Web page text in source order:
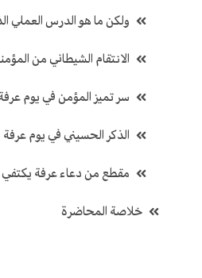
ولكن ما هو الدرس العملي
الانتقام الشيطاني من
سر تميز المؤمن في يوم
الذكر الحسيني في يوم عرفة
مقطع من دعاء عرفة يكتفي
خلاصة المحاضرة